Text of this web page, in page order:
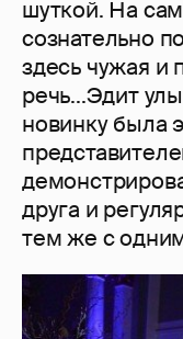
шуткой. На
сознательно
здесь чужая и
речь...Эдит
новинку была
друга и
тем же с